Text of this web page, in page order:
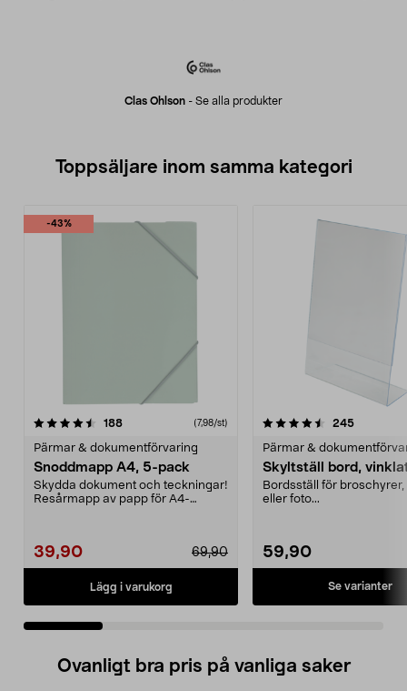
Clas Ohlson - Se alla produkter
Toppsäljare inom samma kategori
-43%
188recensioner (7,98/st)
Pärmar & dokumentförvaring
Snoddmapp A4, 5-pack
Skydda dokument och teckningar!
Resårmapp av papp för A4-
39,90 69,90
Lägg i varukorg
4.5 av 5 stjärnor 245
Pärmar &
Skyltställ bord,
Bordsställ för broschyrer,
eller foto...
59,90
Se varianter
4.0 av 5 stjärnor
Ovanligt bra pris på vanliga saker